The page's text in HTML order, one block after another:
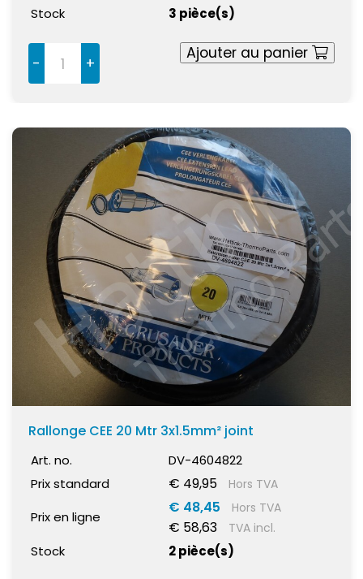
Stock 3 pièce(s)
- +
Ajouter au panier
Rallonge CEE 20 Mtr 3x1.5mm² joint
Art. no.
DV-4604822
Prix standard
€ 49,95 Hors TVA
Prix en ligne
€ 48,45 Hors TVA
€ 58,63 TVA incl.
Stock 2 pièce(s)